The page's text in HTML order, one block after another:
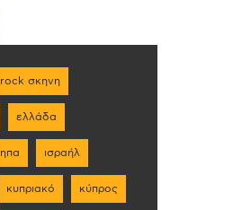
rock σκηνη
ελλάδα
ηπα ισραήλ
κυπριακό κύπρος